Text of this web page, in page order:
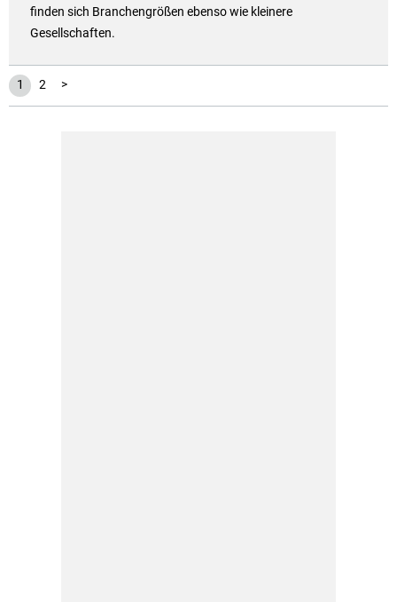
finden sich Branchengrößen ebenso wie kleinere
Gesellschaften.
1 2 >